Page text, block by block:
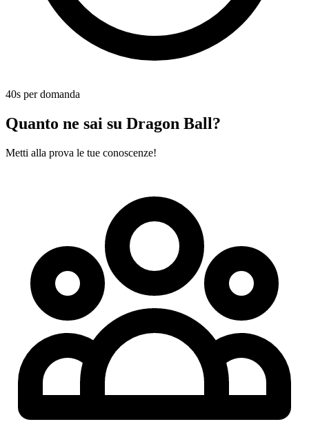
40s per domanda
Quanto ne sai su Dragon Ball?
Metti alla prova le tue conoscenze!